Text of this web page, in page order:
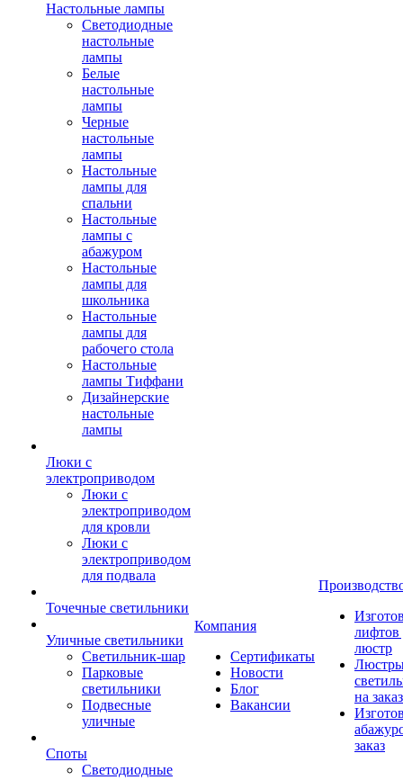
Настольные лампы
Светодиодные
настольные
лампы
Белые
настольные
лампы
Черные
настольные
лампы
Настольные
лампы для
спальни
Настольные
лампы с
абажуром
Настольные
лампы для
школьника
Настольные
лампы для
рабочего стола
Настольные
лампы Тиффани
Дизайнерские
настольные
лампы
Люки с
электроприводом
Люки с
электроприводом
для кровли
Люки с
электроприводом
для подвала
Точечные светильники
Уличные светильники
Светильник-шар
Парковые
светильники
Подвесные
уличные
Споты
Светодиодные
Компания
Сертификаты
Новости
Блог
Вакансии
лифтов
люстр
на заказ
заказ